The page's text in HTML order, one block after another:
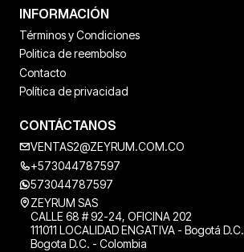
INFORMACIÓN
Términos y Condiciones
Politica de reembolso
Contacto
Política de privacidad
CONTÁCTANOS
VENTAS2@ZEYRUM.COM.CO
+573044787597
573044787597
ZEYRUM SAS
CALLE 68 # 92-24, OFICINA 202
111011 LOCALIDAD ENGATIVA - Bogotá D.C.
Bogota D.C. - Colombia